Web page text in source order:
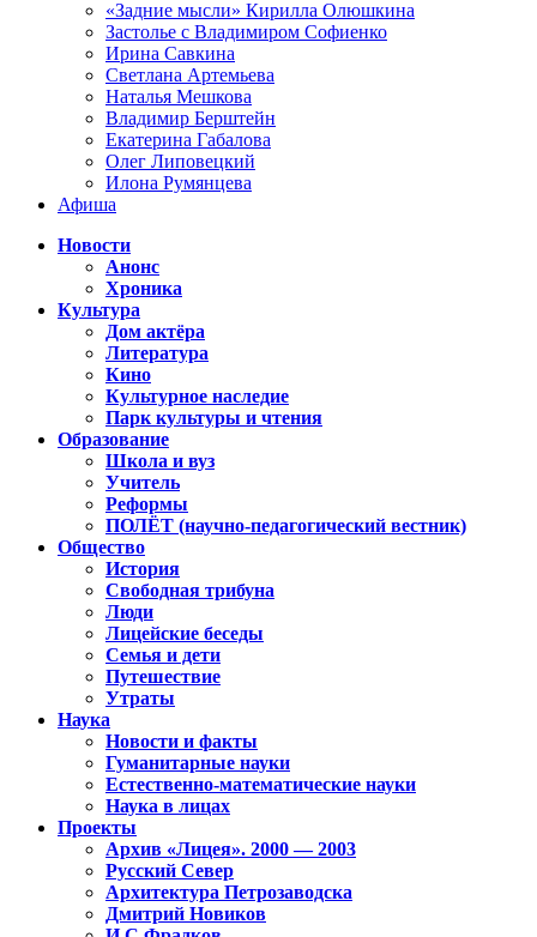
«Задние мысли» Кирилла Олюшкина
Застолье с Владимиром Софиенко
Ирина Савкина
Светлана Артемьева
Наталья Мешкова
Владимир Берштейн
Екатерина Габалова
Олег Липовецкий
Илона Румянцева
Афиша
Новости
Анонс
Хроника
Культура
Дом актёра
Литература
Кино
Культурное наследие
Парк культуры и чтения
Образование
Школа и вуз
Учитель
Реформы
ПОЛЁТ (научно-педагогический вестник)
Общество
История
Свободная трибуна
Люди
Лицейские беседы
Семья и дети
Путешествие
Утраты
Наука
Новости и факты
Гуманитарные науки
Естественно-математические науки
Наука в лицах
Проекты
Архив «Лицея». 2000 — 2003
Русский Север
Архитектура Петрозаводска
Дмитрий Новиков